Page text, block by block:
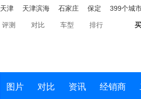
天津 天津滨海 石家庄 保定 399个城
评测 对比 车型 排行
图片 对比 资讯 经销商